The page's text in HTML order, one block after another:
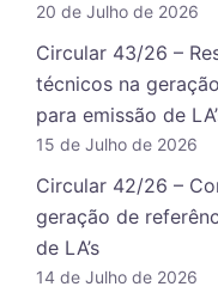
20 de Julho de 2026
Circular 43/26 –
técnicos na
para emissão de
15 de Julho de 2026
Circular 42/26 –
geração de
de LA’s
14 de Julho de 2026